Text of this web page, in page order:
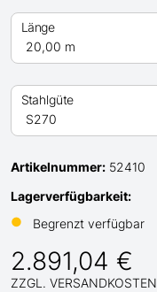
Länge
Stahlgüte
Artikelnummer: 52410
Lagerverfügbarkeit:
●
Begrenzt verfügbar
2.891,04 €
ZZGL. VERSANDKOSTEN